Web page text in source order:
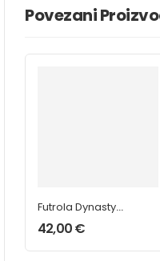
Povezani
Futrola Dynasty
Glass
Crveno/Crna
42,00€